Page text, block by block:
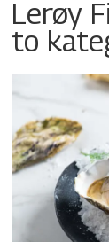
Lerøy
to